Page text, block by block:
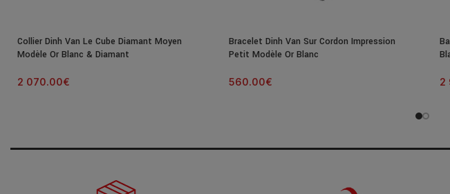
Collier Dinh Van Le Cube Diamant Moyen
Modèle Or Blanc & Diamant
2 070.00€
Bracelet Dinh Van Sur Cordon Impression
Petit Modèle Or Blanc
560.00€ 2